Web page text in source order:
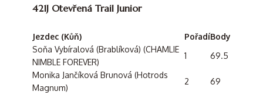
421J Otevřená Trail Junior
Jezdec (Kůň) PořadíBody
Soňa Vybíralová (Brablíková) (CHAMLIE
NIMBLE FOREVER)
1
69.5
Monika Jančíková Brunová (Hotrods
Magnum)
2
69